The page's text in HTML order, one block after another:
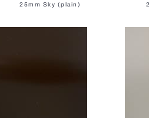
25mm Sky (plain)